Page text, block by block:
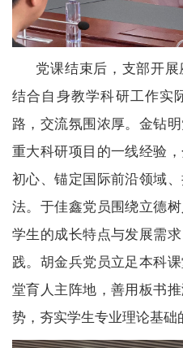
党课结束后，支部开
结合自身教学科研工作实
路，交流氛围浓厚。金钻
重大科研项目的一线经验
初心、锚定国际前沿领域
法。于佳鑫党员围绕立德
学生的成长特点与发展需
践。胡金兵党员立足本科
堂育人主阵地，善用板书
势，夯实学生专业理论基础